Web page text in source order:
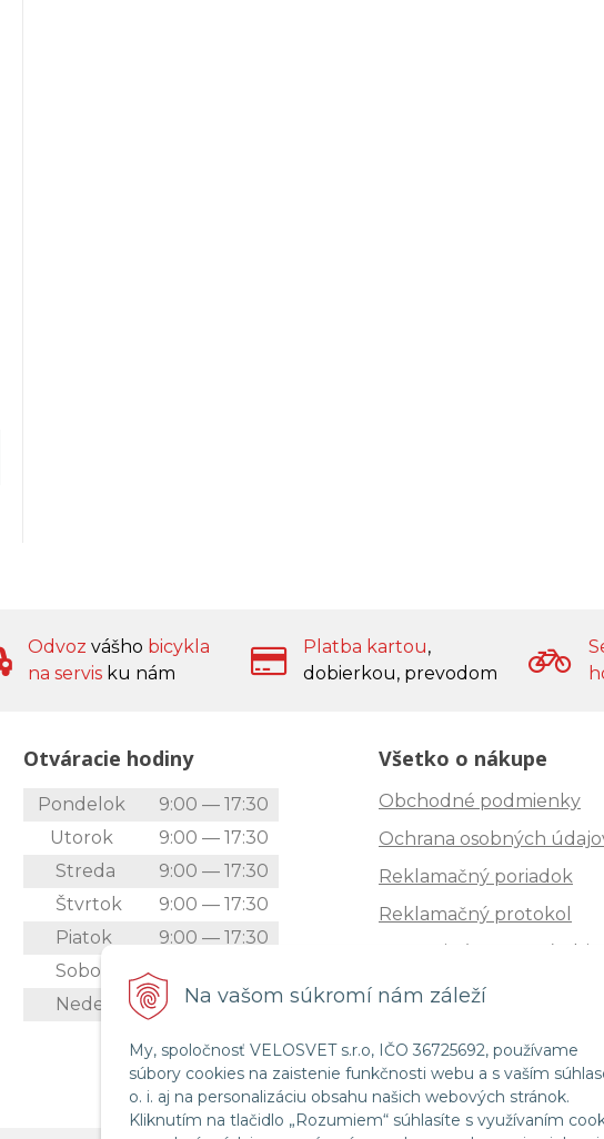
Na vašom súkromí nám záleží
My, spoločnosť VELOSVET s.r.o, IČO 36725692, používame
súbory cookies na zaistenie funkčnosti webu a s vaším
o. i. aj na personalizáciu obsahu našich webových stránok.
Kliknutím na tlačidlo „Rozumiem“ súhlasíte s využívaním
Odvoz vášho bicykla
na servis ku nám
Platba kartou,
dobierkou, prevodom
Otváracie hodiny
Pondelok
9:00 — 17:30
Utorok
9:00 — 17:30
Streda
9:00 — 17:30
Štvrtok
9:00 — 17:30
Piatok
9:00 — 17:30
Sobota
9:00 — 12:00
Nedeľa
Zatvorené
Všetko o nákupe
Obchodné podmienky
Ochrana osobných
Reklamačný poriadok
Reklamačný protokol
Zrušenie (STORNO)
Doprava
Štatút súťaže "Vianoce